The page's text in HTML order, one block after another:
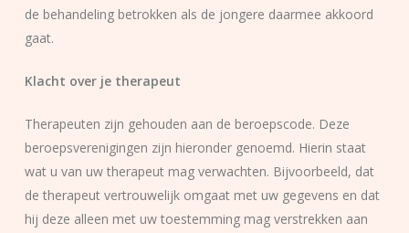
de behandeling betrokken als de jongere daarmee akkoord
gaat.
Klacht over je therapeut
Therapeuten zijn gehouden aan de beroepscode. Deze
beroepsverenigingen zijn hieronder genoemd. Hierin staat
wat u van uw therapeut mag verwachten. Bijvoorbeeld, dat
de therapeut vertrouwelijk omgaat met uw gegevens en dat
hij deze alleen met uw toestemming mag verstrekken aan